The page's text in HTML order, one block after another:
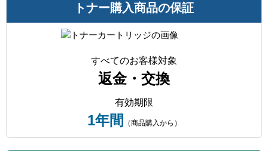
トナー購入商品の保証
すべてのお客様対象
返金・交換
有効期限
1年間 （商品購入から）